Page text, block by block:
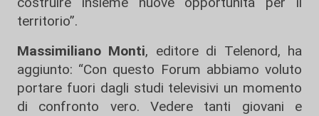
territorio”.
Massimiliano Monti, editore di Telenord, ha
aggiunto: “Con questo Forum abbiamo voluto
portare fuori dagli studi televisivi un momento
di confronto vero. Vedere tanti giovani e